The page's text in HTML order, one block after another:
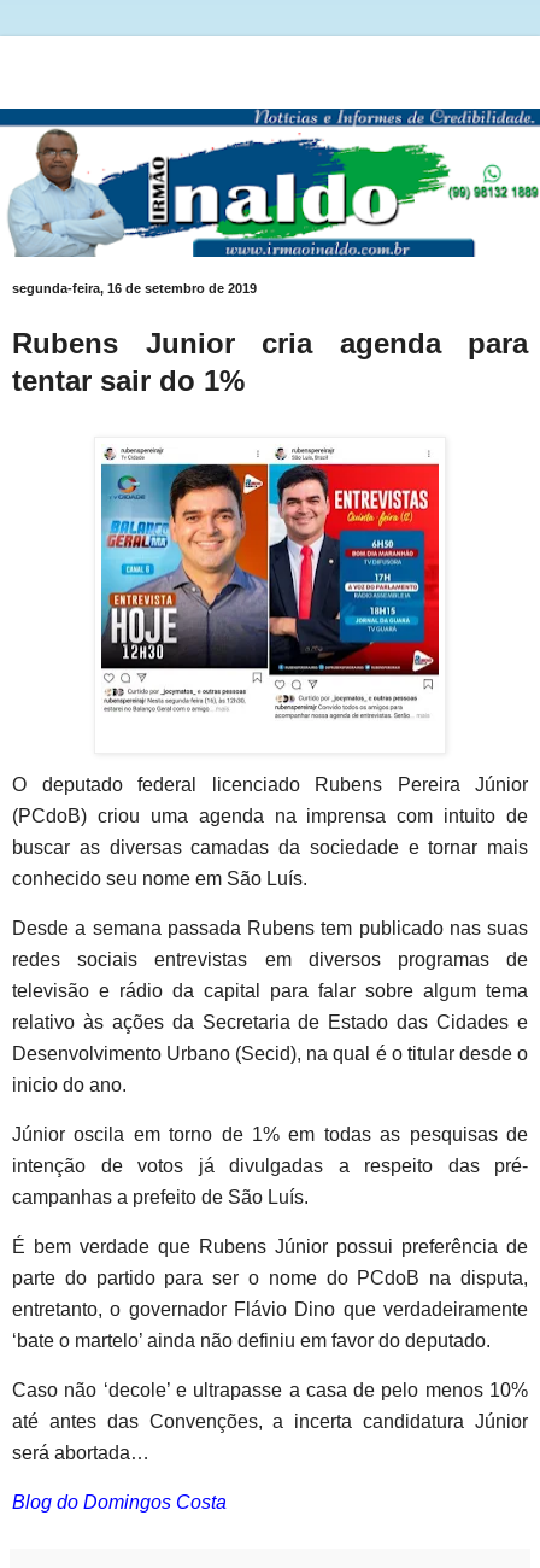
segunda-feira, 16 de setembro de 2019
Rubens Junior cria agenda para
tentar sair do 1%
O deputado federal licenciado Rubens Pereira Júnior
(PCdoB) criou uma agenda na imprensa com intuito de
buscar as diversas camadas da sociedade e tornar mais
conhecido seu nome em São Luís.
Desde a semana passada Rubens tem publicado nas suas
redes sociais entrevistas em diversos programas de
televisão e rádio da capital para falar sobre algum tema
relativo às ações da Secretaria de Estado das Cidades e
Desenvolvimento Urbano (Secid), na qual é o titular desde o
inicio do ano.
Júnior oscila em torno de 1% em todas as pesquisas de
intenção de votos já divulgadas a respeito das pré-
campanhas a prefeito de São Luís.
É bem verdade que Rubens Júnior possui preferência de
parte do partido para ser o nome do PCdoB na disputa,
entretanto, o governador Flávio Dino que verdadeiramente
‘bate o martelo’ ainda não definiu em favor do deputado.
Caso não ‘decole’ e ultrapasse a casa de pelo menos 10%
até antes das Convenções, a incerta candidatura Júnior
será abortada…
Blog do Domingos Costa